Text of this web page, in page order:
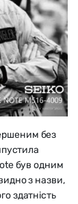
без
був одним
з назви,
здатність